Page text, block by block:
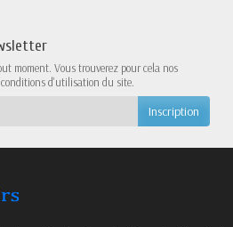
moment. Vous trouverez pour cela nos
d'utilisation du site.